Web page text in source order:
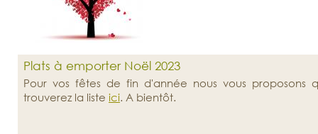
Plats à emporter Noël 2023
Pour vos fêtes de fin d'année nous vous proposons
trouverez la liste ici. A bientôt.